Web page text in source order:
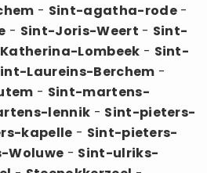
- Sint-agatha-rode-
- Sint-Joris-Weert - Sint-
Lombeek - Sint-
Laureins-Berchem -
- Sint-martens-
lennik - Sint-pieters-
kapelle - Sint-pieters-
Woluwe - Sint-ulriks-